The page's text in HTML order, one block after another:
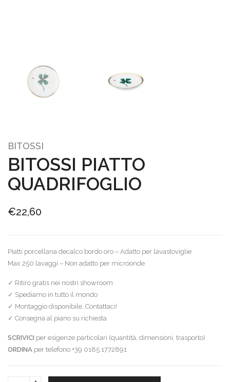
BITOSSI
BITOSSI PIATTO
QUADRIFOGLIO
€22,60
Piatti porcellana decalco bordo oro – Adatto per lavastoviglie
Max 250 lavaggi – Non adatto per microonde
✓ Ritiro gratis nei nostri showroom
✓ Spediamo in tutto il mondo
✓ Montaggio disponibile. Contattaci!
✓ Consegna al piano su richiesta
SCRIVICI per esigenze particolari (quantità, dimensioni, trasporto)
ORDINA per telefono +39 0185 1772891